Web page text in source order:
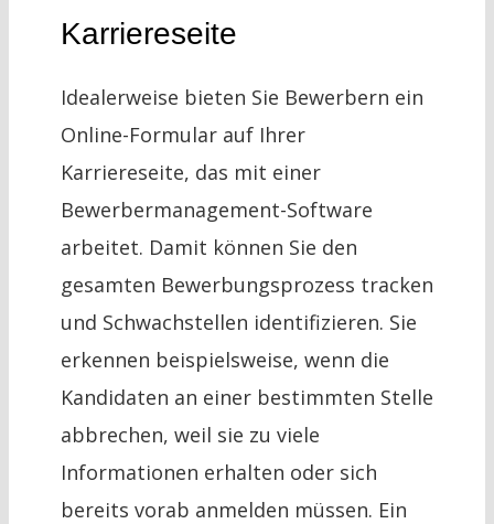
Karriereseite
Idealerweise bieten Sie Bewerbern ein
Online-Formular auf Ihrer
Karriereseite, das mit einer
Bewerbermanagement-Software
arbeitet. Damit können Sie den
gesamten Bewerbungsprozess tracken
und Schwachstellen identifizieren. Sie
erkennen beispielsweise, wenn die
Kandidaten an einer bestimmten Stelle
abbrechen, weil sie zu viele
Informationen erhalten oder sich
bereits vorab anmelden müssen. Ein